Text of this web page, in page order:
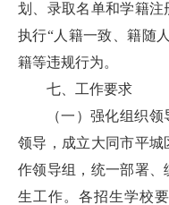
划、录取名单和学籍
执行“人籍一致、籍随
籍等违规行为。
七、工作要求
（一）强化组织
领导，成立大同市平城
作领导组，统一部署
生工作。各招生学校